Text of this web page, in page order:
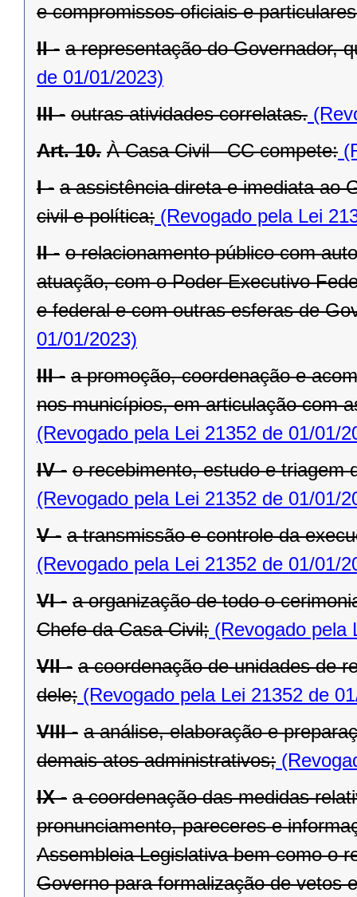
e compromissos oficiais e
II - a representação do Governador,
de 01/01/2023)
III - outras atividades correlatas.
Art. 10. À Casa Civil - CC compete:
I - a assistência direta e imediata ao
civil e política; (Revogado pela Lei
II - o relacionamento público com
atuação, com o Poder Executivo
e federal e com outras esferas de
01/01/2023)
III - a promoção, coordenação e
nos municípios, em articulação com
(Revogado pela Lei 21352 de 01/01/
IV - o recebimento, estudo e triagem
(Revogado pela Lei 21352 de 01/01/
V - a transmissão e controle da
(Revogado pela Lei 21352 de 01/01/
VI - a organização de todo o
Chefe da Casa Civil; (Revogado pela
VII - a coordenação de unidades de
dele; (Revogado pela Lei 21352 de
VIII - a análise, elaboração e
demais atos administrativos;
IX - a coordenação das medidas
pronunciamento, pareceres e
Assembleia Legislativa bem como o
Governo para formalização de vetos